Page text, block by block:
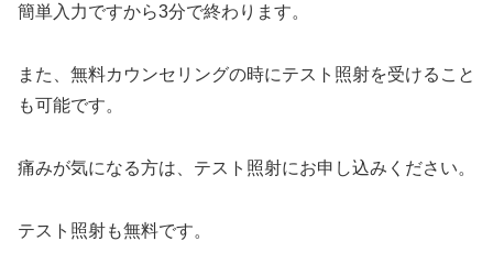
簡単入力ですから3分で終わります。
また、無料カウンセリングの時にテスト照射を受けること
も可能です。
痛みが気になる方は、テスト照射にお申し込みください。
テスト照射も無料です。